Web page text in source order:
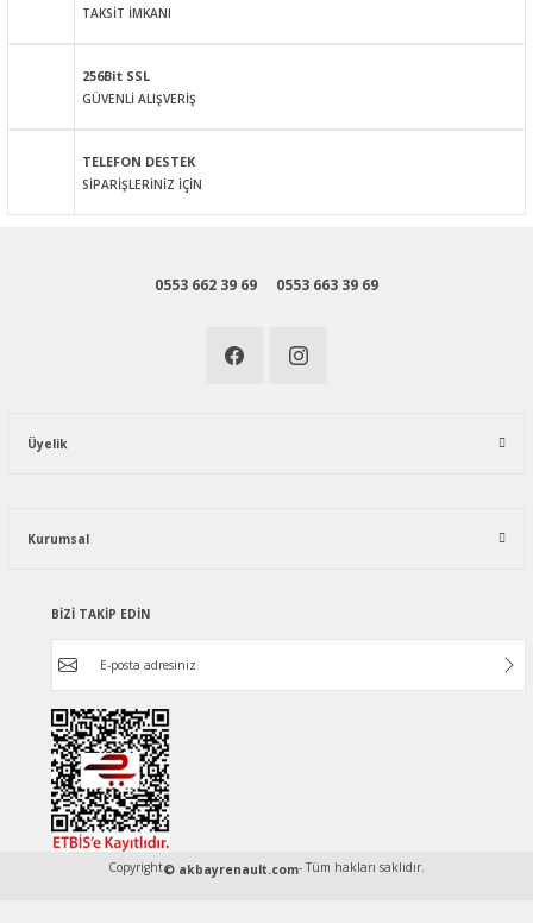
TAKSİT İMKANI
256Bit SSL
GÜVENLİ ALIŞVERİŞ
TELEFON DESTEK
SİPARİŞLERİNİZ İÇİN
0553 662 39 69 0553 663 39 69
Üyelik
Kurumsal
BİZİ TAKİP EDİN
Copyright© akbayrenault.com- Tüm hakları saklıdır.